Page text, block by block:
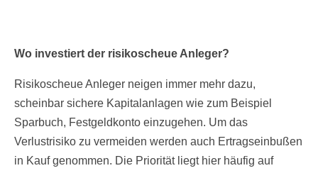
Wo investiert der risikoscheue Anleger?
Risikoscheue Anleger neigen immer mehr dazu,
scheinbar sichere Kapitalanlagen wie zum Beispiel
Sparbuch, Festgeldkonto einzugehen. Um das
Verlustrisiko zu vermeiden werden auch Ertragseinbußen
in Kauf genommen. Die Priorität liegt hier häufig auf